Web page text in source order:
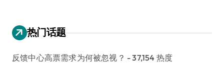
热门话题
反馈中心高票需求为何被忽视？ - 37,154 热度